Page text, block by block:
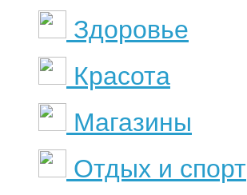
Здоровье
Красота
Магазины
Отдых и спорт